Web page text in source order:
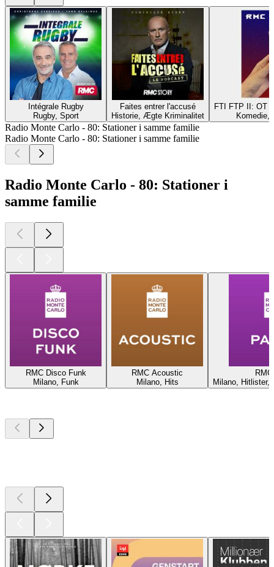
Intégrale Rugby
Rugby, Sport
Faites entrer l'accusé
Historie, Ægte Kriminalitet
FTI FTP II: ОТ
Komedie,
Radio Monte Carlo - 80: Stationer i samme familie
Radio Monte Carlo - 80: Stationer i samme familie
Radio Monte Carlo - 80: Stationer i
samme familie
RMC Disco Funk
Milano, Funk
RMC Acoustic
Milano, Hits
Milano, Hitlister,